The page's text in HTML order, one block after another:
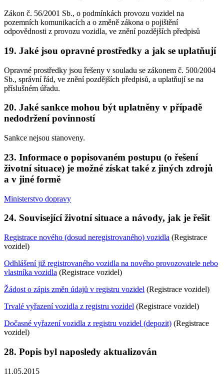
Zákon č. 56/2001 Sb., o podmínkách provozu vozidel na
pozemních komunikacích a o změně zákona o pojištění
odpovědnosti z provozu vozidla, ve znění pozdějších předpisů
19. Jaké jsou opravné prostředky a jak se uplatňují
Opravné prostředky jsou řešeny v souladu se zákonem č. 500/2004
Sb., správní řád, ve znění pozdějších předpisů, a uplatňují se na
příslušném úřadu.
20. Jaké sankce mohou být uplatněny v případě
nedodržení povinností
Sankce nejsou stanoveny.
23. Informace o popisovaném postupu (o řešení
životní situace) je možné získat také z jiných zdrojů
a v jiné formě
Ministerstvo dopravy
24. Související životní situace a návody, jak je řešit
Registrace nového (dosud neregistrovaného) vozidla (Registrace
vozidel)
Odhlášení již registrovaného vozidla na nového provozovatele nebo
vlastníka vozidla (Registrace vozidel)
Žádost o zápis změn údajů v registru vozidel (Registrace vozidel)
Trvalé vyřazení vozidla z registru vozidel (Registrace vozidel)
Dočasné vyřazení vozidla z registru vozidel (depozit) (Registrace
vozidel)
28. Popis byl naposledy aktualizován
11.05.2015